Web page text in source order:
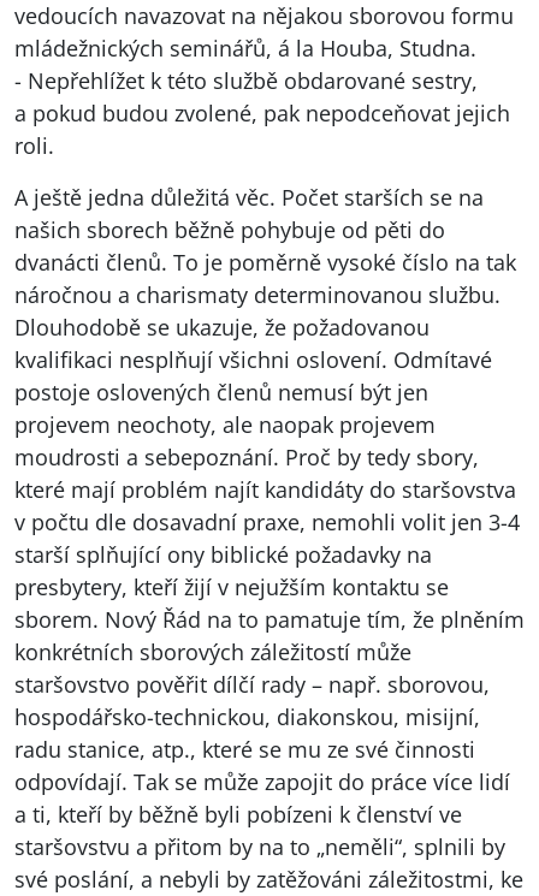
vedoucích navazovat na nějakou sborovou formu
mládežnických seminářů, á la Houba, Studna.
- Nepřehlížet k této službě obdarované sestry,
a pokud budou zvolené, pak nepodceňovat jejich
roli.
A ještě jedna důležitá věc. Počet starších se na
našich sborech běžně pohybuje od pěti do
dvanácti členů. To je poměrně vysoké číslo na tak
náročnou a charismaty determinovanou službu.
Dlouhodobě se ukazuje, že požadovanou
kvalifikaci nesplňují všichni oslovení. Odmítavé
postoje oslovených členů nemusí být jen
projevem neochoty, ale naopak projevem
moudrosti a sebepoznání. Proč by tedy sbory,
které mají problém najít kandidáty do staršovstva
v počtu dle dosavadní praxe, nemohli volit jen 3-4
starší splňující ony biblické požadavky na
presbytery, kteří žijí v nejužším kontaktu se
sborem. Nový Řád na to pamatuje tím, že plněním
konkrétních sborových záležitostí může
staršovstvo pověřit dílčí rady – např. sborovou,
hospodářsko-technickou, diakonskou, misijní,
radu stanice, atp., které se mu ze své činnosti
odpovídají. Tak se může zapojit do práce více lidí
a ti, kteří by běžně byli pobízeni k členství ve
staršovstvu a přitom by na to „neměli“, splnili by
své poslání, a nebyli by zatěžováni záležitostmi, ke